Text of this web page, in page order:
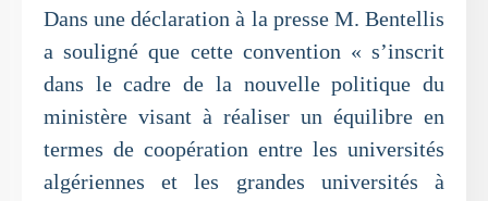
Dans une déclaration à la presse M. Bentellis
a souligné que cette convention « s’inscrit
dans le cadre de la nouvelle politique du
ministère visant à réaliser un équilibre en
termes de coopération entre les universités
algériennes et les grandes universités à